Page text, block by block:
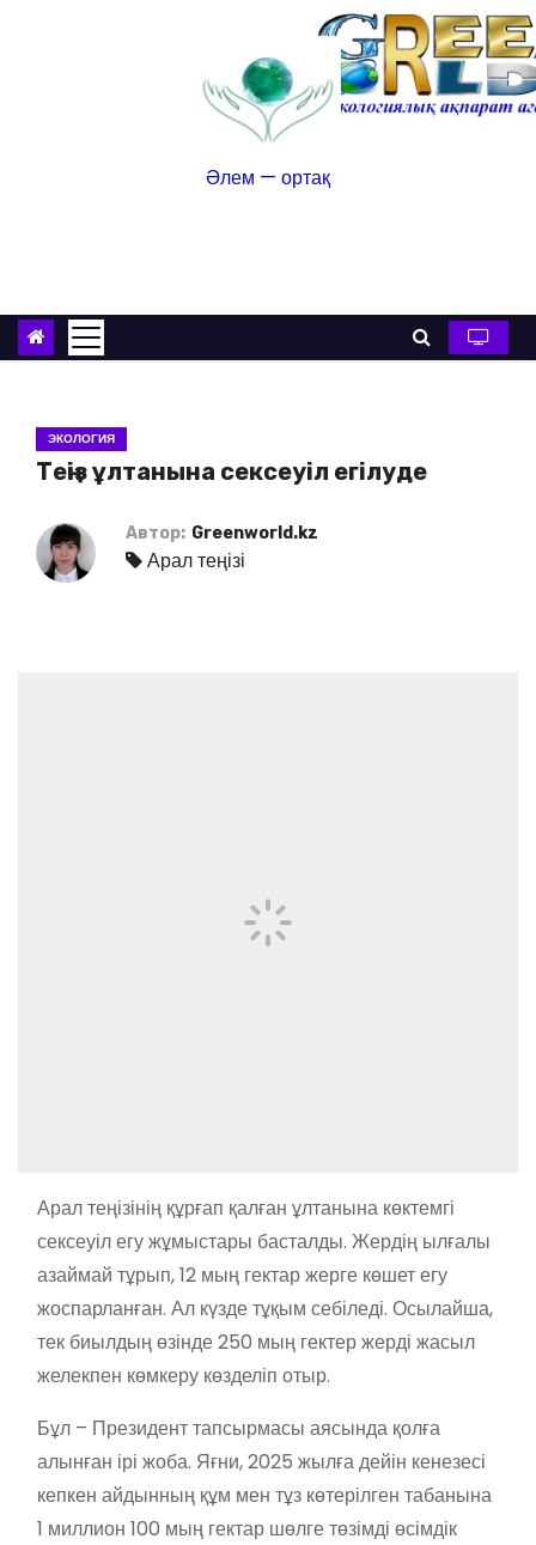
Әлем — ортақ
ЭКОЛОГИЯ
Теңіз ұлтанына сексеуіл егілуде
Автор: Greenworld.kz
Арал теңізі
Арал теңізінің құрғап қалған ұлтанына көктемгі
сексеуіл егу жұмыстары басталды. Жердің ылғалы
азаймай тұрып, 12 мың гектар жерге көшет егу
жоспарланған. Ал күзде тұқым себіледі. Осылайша,
тек биылдың өзінде 250 мың гектер жерді жасыл
желекпен көмкеру көзделіп отыр.
Бұл – Президент тапсырмасы аясында қолға
алынған ірі жоба. Яғни, 2025 жылға дейін кенезесі
кепкен айдынның құм мен тұз көтерілген табанына
1 миллион 100 мың гектар шөлге төзімді өсімдік